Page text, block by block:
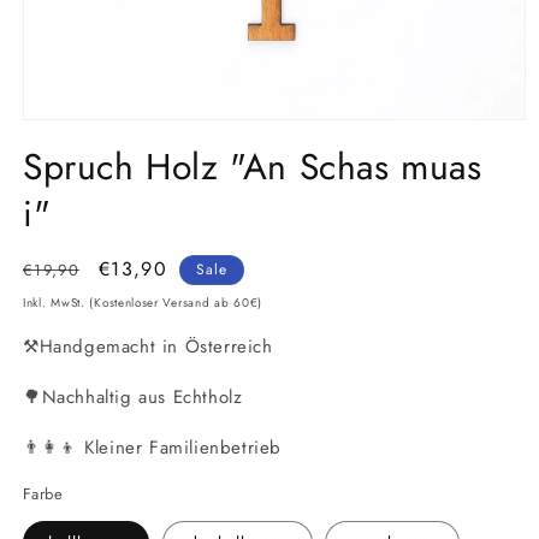
in
Modal
öffnen
Spruch Holz "An Schas muas
i"
Normaler
Preis
€19,90 Verkaufspreis
€13,90 Sale
Inkl. MwSt. (Kostenloser Versand ab 60€)
⚒️Handgemacht in Österreich
🌳Nachhaltig aus Echtholz
👨‍👩‍👦 Kleiner Familienbetrieb
Farbe